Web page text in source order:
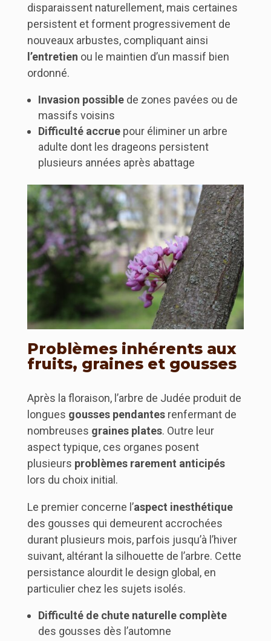
disparaissent naturellement, mais certaines
persistent et forment progressivement de
nouveaux arbustes, compliquant ainsi
l’entretien ou le maintien d’un massif bien
ordonné.
Invasion possiblede zones pavées ou de
massifs voisins
Difficulté accruepour éliminer un arbre
adulte dont les drageons persistent
plusieurs années après abattage
Problèmes inhérents aux
fruits, graines et gousses
Après la floraison, l’arbre de Judée produit de
longues gousses pendantesrenfermant de
nombreuses graines plates. Outre leur
aspect typique, ces organes posent
plusieurs problèmes rarement anticipés
lors du choix initial.
Le premier concerne l’aspect inesthétique
des gousses qui demeurent accrochées
durant plusieurs mois, parfois jusqu’à l’hiver
suivant, altérant la silhouette de l’arbre. Cette
persistance alourdit le design global, en
particulier chez les sujets isolés.
Difficulté de chute naturelle complète
des gousses dès l’automne